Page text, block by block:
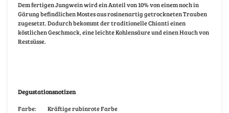
Dem fertigen Jungwein wird ein Anteil von 10% von einem noch in
Gärung befindlichen Mostes aus rosinenartig getrockneten Trauben
zugesetzt. Dadurch bekommt der traditionelle Chianti einen
köstlichen Geschmack, eine leichte Kohlensäure und einen Hauch von
Restsüsse.
Degustationsnotizen
Farbe: Kräftige rubinrote Farbe